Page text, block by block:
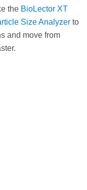
the BioLector XT
Size Analyzer to
and move from